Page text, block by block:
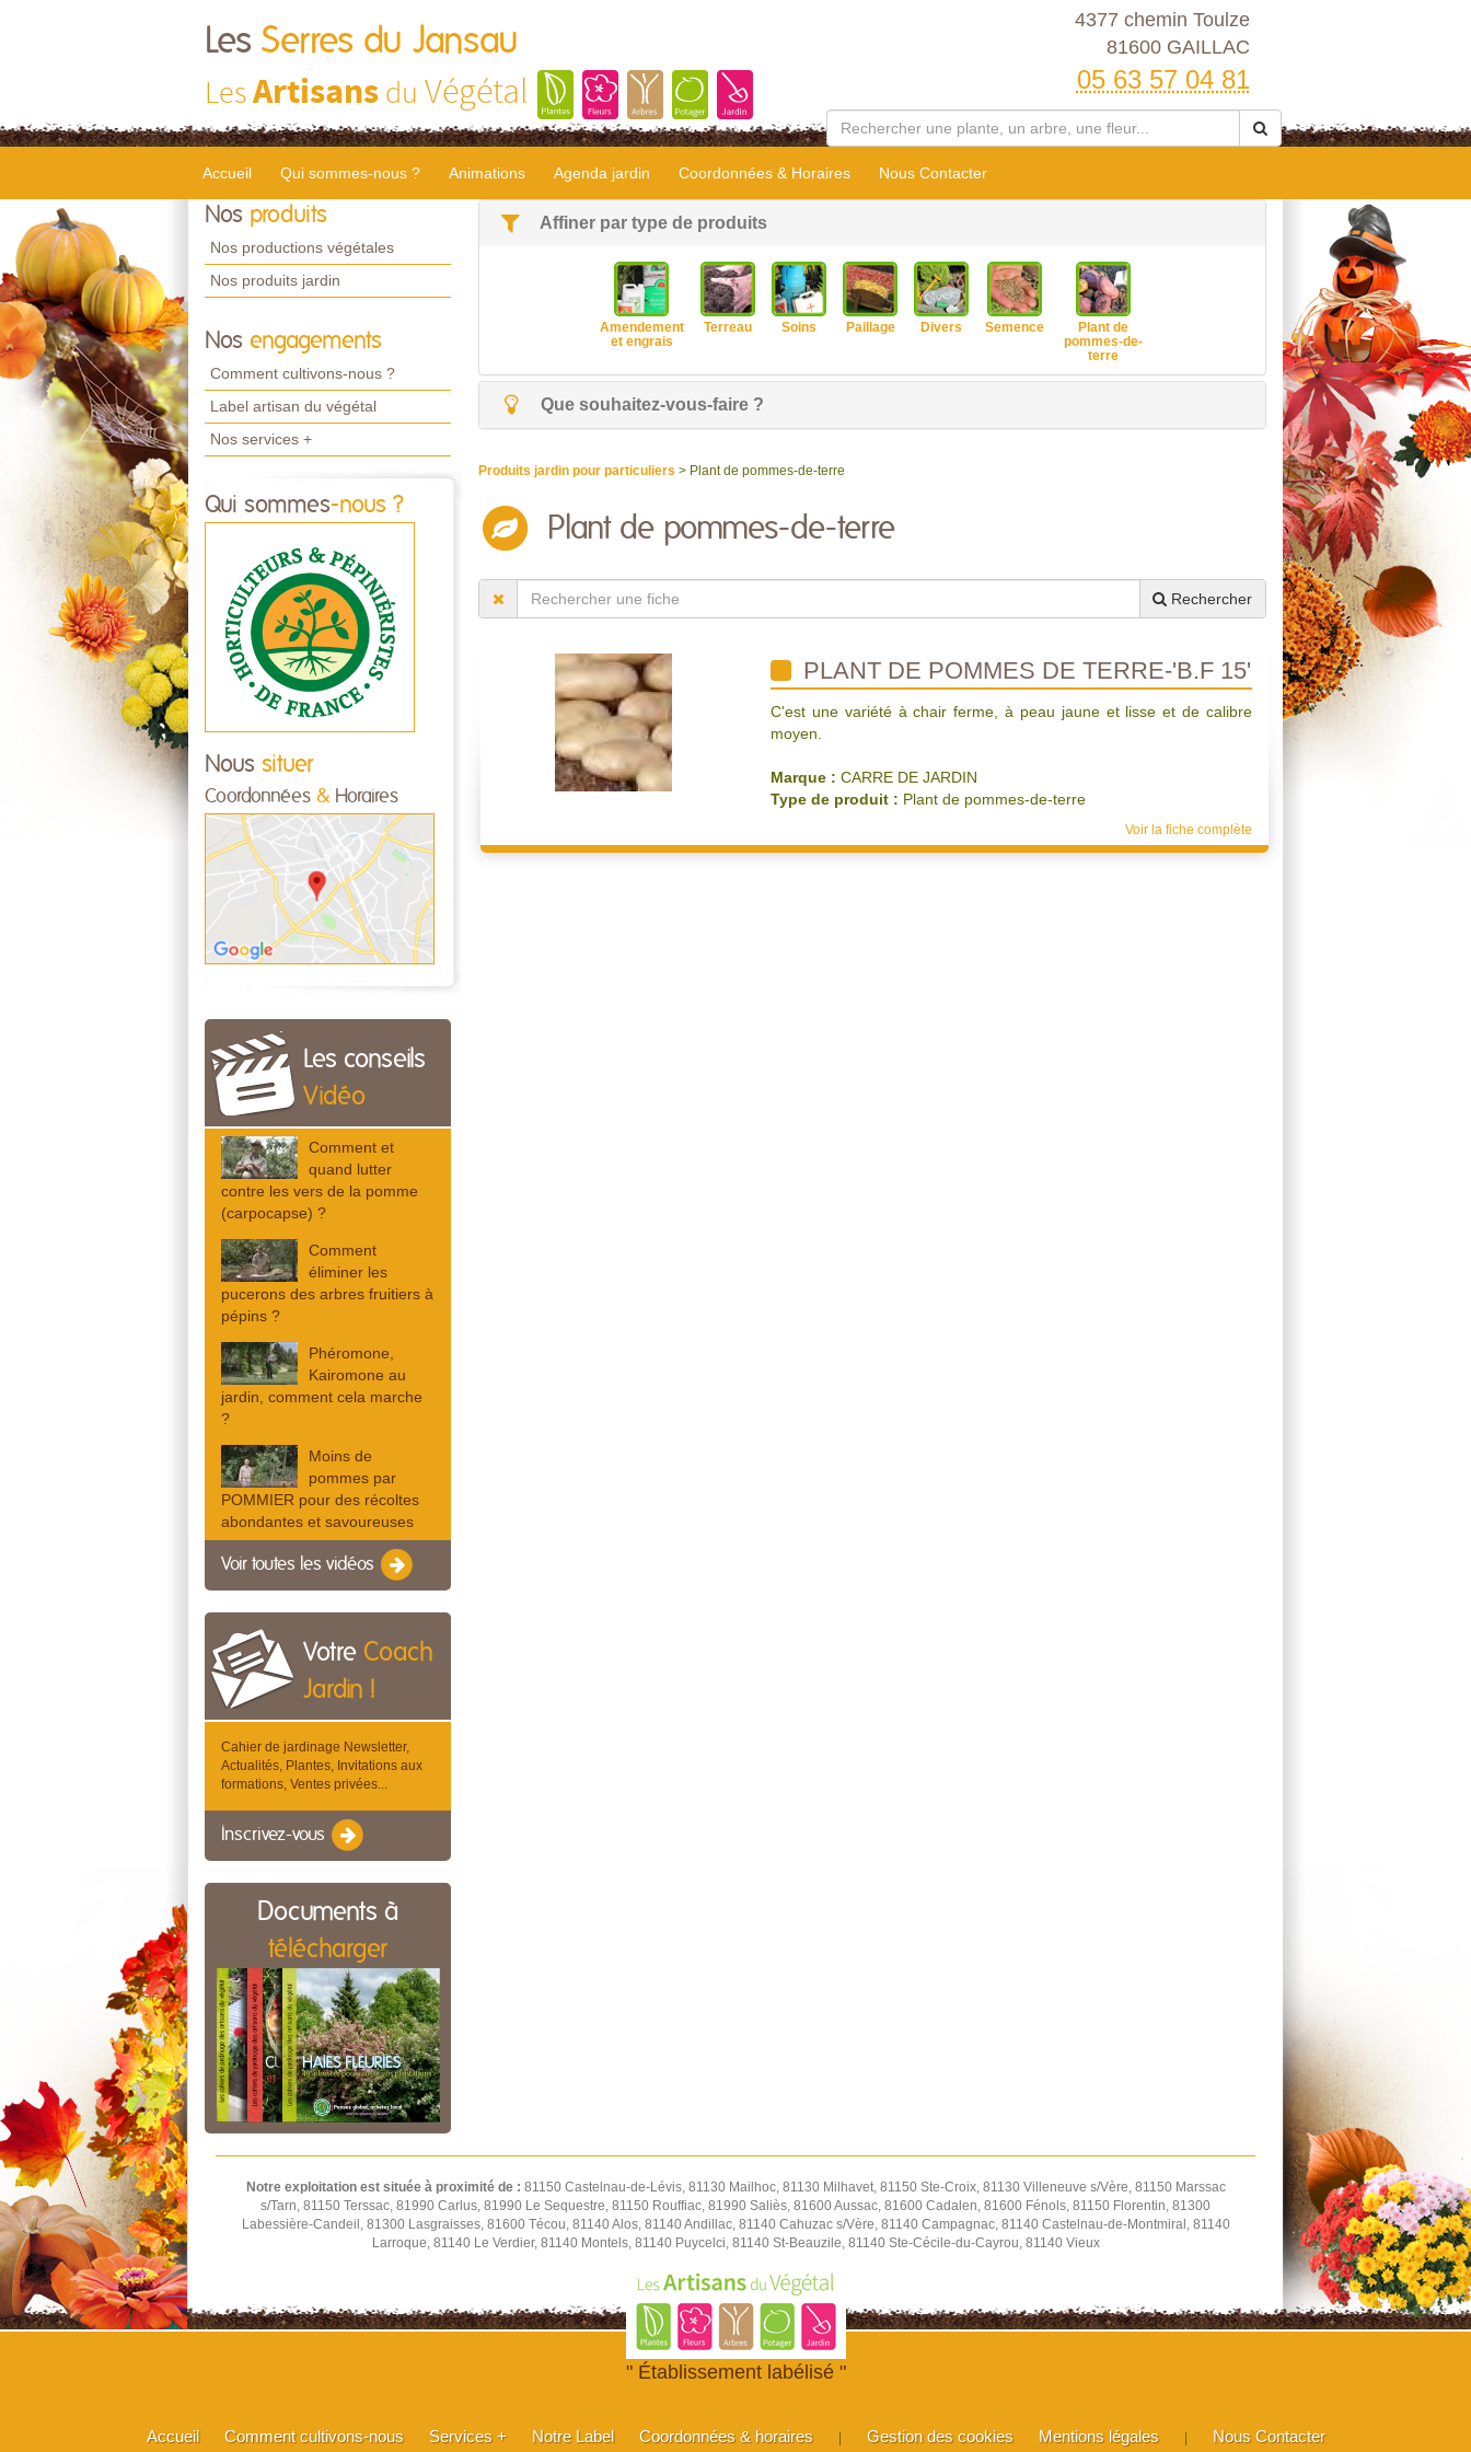
Les Serres du Jansau
LesArtisans du Végétal
4377 chemin Toulze
81600 GAILLAC
05 63 57 04 81
Accueil Qui sommes-nous ? Animations Agenda jardin Coordonnées & Horaires Nous Contacter
Nos produits
Nos productions végétales
Nos produits jardin
Nos engagements
Comment cultivons-nous ?
Label artisan du végétal
Nos services +
Qui sommes-nous ?
Nous situer
Coordonnées & Horaires
Les conseils
Vidéo
Comment et
quand lutter
contre les vers de la pomme
(carpocapse) ?
Comment
éliminer les
pucerons des arbres fruitiers à
pépins ?
Phéromone,
Kairomone au
jardin, comment cela marche
?
Moins de
pommes par
POMMIER pour des récoltes
abondantes et savoureuses
Voir toutes les vidéos
Votre Coach
Jardin !
Cahier de jardinage Newsletter,
Actualités, Plantes, Invitations aux
formations, Ventes privées...
Inscrivez-vous
Documents à
télécharger
Affiner par type de produits
Amendement
et engrais
Terreau Soins Paillage Divers Semence
Plant de
pommes-de-
terre
Que souhaitez-vous-faire ?
Produits jardin pour particuliers > Plant de pommes-de-terre
Plant de pommes-de-terre
Rechercher
PLANT DE POMMES DE TERRE-'B.F 15'
C'est une variété à chair ferme, à peau jaune et lisse et de calibre
moyen.
Marque : CARRE DE JARDIN
Type de produit : Plant de pommes-de-terre
Voir la fiche complète
Notre exploitation est située à proximité de : 81150 Castelnau-de-Lévis, 81130 Mailhoc, 81130 Milhavet, 81150 Ste-Croix, 81130 Villeneuve s/Vère, 81150 Marssac
s/Tarn, 81150 Terssac, 81990 Carlus, 81990 Le Sequestre, 81150 Rouffiac, 81990 Saliès, 81600 Aussac, 81600 Cadalen, 81600 Fénols, 81150 Florentin, 81300
Labessière-Candeil, 81300 Lasgraisses, 81600 Técou, 81140 Alos, 81140 Andillac, 81140 Cahuzac s/Vère, 81140 Campagnac, 81140 Castelnau-de-Montmiral, 81140
Larroque, 81140 Le Verdier, 81140 Montels, 81140 Puycelci, 81140 St-Beauzile, 81140 Ste-Cécile-du-Cayrou, 81140 Vieux
" Établissement labélisé "
Accueil Comment cultivons-nous Services + Notre Label Coordonnées & horaires | Gestion des cookies Mentions légales | Nous Contacter